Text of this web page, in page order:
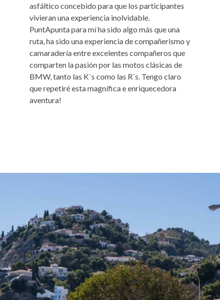
asfáltico concebido para que los participantes
vivieran una experiencia inolvidable.
PuntApunta para mí ha sido algo más que una
ruta, ha sido una experiencia de compañerismo y
camaradería entre excelentes compañeros que
comparten la pasión por las motos clásicas de
BMW, tanto las K´s como las R´s. Tengo claro
que repetiré esta magnífica e enriquecedora
aventura!